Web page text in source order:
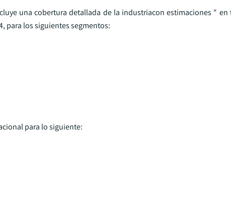
una cobertura detallada de la industriacon estimaciones " en
para los siguientes segmentos:
para lo siguiente: